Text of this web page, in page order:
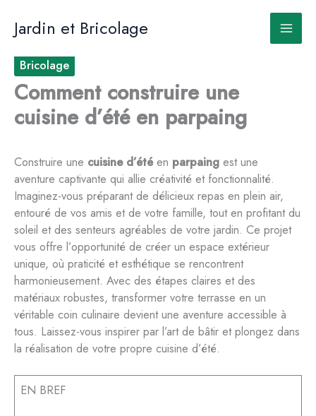
contenu
Jardin et Bricolage
Bricolage
Comment construire une
cuisine d’été en parpaing
Construire une cuisine d’été en parpaing est une
aventure captivante qui allie créativité et fonctionnalité.
Imaginez-vous préparant de délicieux repas en plein air,
entouré de vos amis et de votre famille, tout en profitant du
soleil et des senteurs agréables de votre jardin. Ce projet
vous offre l’opportunité de créer un espace extérieur
unique, où praticité et esthétique se rencontrent
harmonieusement. Avec des étapes claires et des
matériaux robustes, transformer votre terrasse en un
véritable coin culinaire devient une aventure accessible à
tous. Laissez-vous inspirer par l’art de bâtir et plongez dans
la réalisation de votre propre cuisine d’été.
EN BREF